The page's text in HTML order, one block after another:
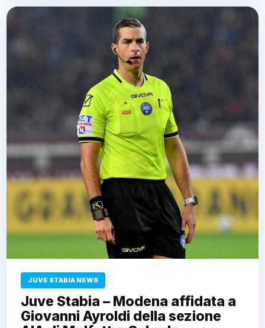
JUVE STABIA NEWS
Juve Stabia – Modena affidata a
Giovanni Ayroldi della sezione